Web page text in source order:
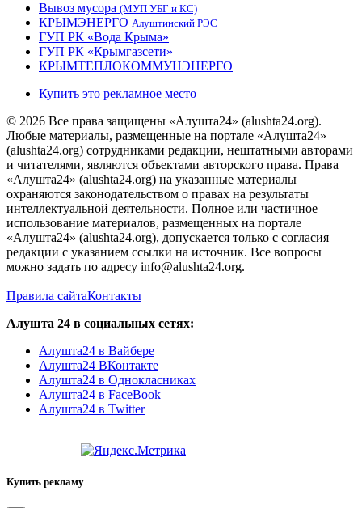
Вывоз мусора (МУП УБГ и КС)
КРЫМЭНЕРГО Алуштинский РЭС
ГУП РК «Вода Крыма»
ГУП РК «Крымгазсети»
КРЫМТЕПЛОКОММУНЭНЕРГО
Купить это рекламное место
© 2026 Все права защищены «Алушта24» (alushta24.org).
Любые материалы, размещенные на портале «Алушта24»
(alushta24.org) сотрудниками редакции, нештатными авторами
и читателями, являются объектами авторского права. Права
«Алушта24» (alushta24.org) на указанные материалы
охраняются законодательством о правах на результаты
интеллектуальной деятельности. Полное или частичное
использование материалов, размещенных на портале
«Алушта24» (alushta24.org), допускается только с согласия
редакции с указанием ссылки на источник. Все вопросы
можно задать по адресу info@alushta24.org.
Правила сайтаКонтакты
Алушта 24 в социальных сетях:
Алушта24 в Вайбере
Алушта24 ВКонтакте
Алушта24 в Однокласниках
Алушта24 в FaceBook
Алушта24 в Twitter
Купить рекламу